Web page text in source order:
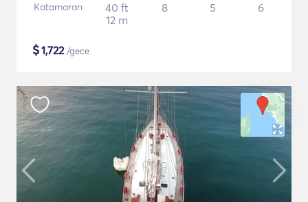
Katamaran
40 ft
12 m
8 5 6
$1,722/gece